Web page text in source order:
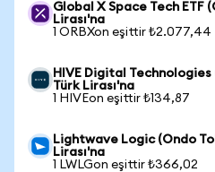
Global X Space Tech ETF
Lirası'na
1 ORBXon eşittir ₺2.077,44
HIVE Digital
Türk Lirası'na
1 HIVEon eşittir ₺134,87
Lightwave Logic (Ondo
Lirası'na
1 LWLGon eşittir ₺366,02